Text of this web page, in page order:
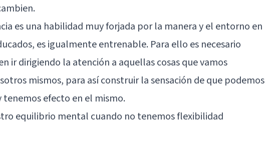
es una habilidad muy forjada por la manera y el entorno en
es igualmente entrenable. Para ello es necesario
ir dirigiendo la atención a aquellas cosas que vamos
mismos, para así construir la sensación de que podemos
efecto en el mismo.
equilibrio mental cuando no tenemos flexibilidad